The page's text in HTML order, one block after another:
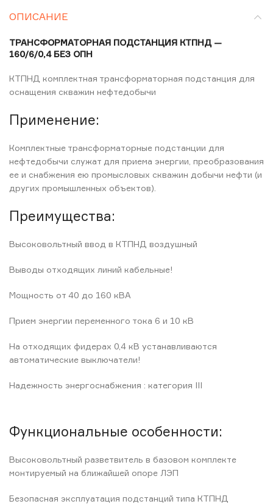
ОПИСАНИЕ
ТРАНСФОРМАТОРНАЯ ПОДСТАНЦИЯ КТПНД —
160/6/0,4 БЕЗ ОПН
КТПНД комплектная трансформаторная подстанция для
оснащения скважин нефтедобычи
Применение:
Комплектные трансформаторные подстанции для
нефтедобычи служат для приема энергии, преобразования
ее и снабжения ею промысловых скважин добычи нефти (и
других промышленных объектов).
Преимущества:
Высоковольтный ввод в КТПНД воздушный
Выводы отходящих линий кабельные!
Мощность от 40 до 160 кВА
Прием энергии переменного тока 6 и 10 кВ
На отходящих фидерах 0,4 кВ устанавливаются
автоматические выключатели!
Надежность энергоснабжения : категория III
Функциональные особенности:
Высоковольтный разветвитель в базовом комплекте
монтируемый на ближайшей опоре ЛЭП
Безопасная эксплуатация подстанций типа КТПНД